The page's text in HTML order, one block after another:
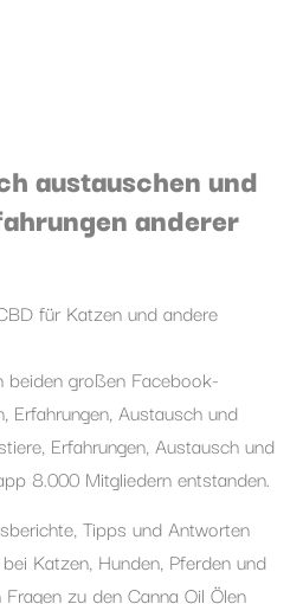
austauschen und
anderer
für Katzen und andere
großen Facebook-
Erfahrungen, Austausch und
Erfahrungen, Austausch und
8.000 Mitgliedern entstanden.
Tipps und Antworten
Katzen, Hunden, Pferden und
zu den Canna Oil Ölen